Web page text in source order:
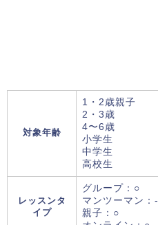
対象年齢
1・2歳親子
2・3歳
4〜6歳
小学生
中学生
高校生
レッスンタ
イプ
グループ：○
マンツーマン：-
親子：○